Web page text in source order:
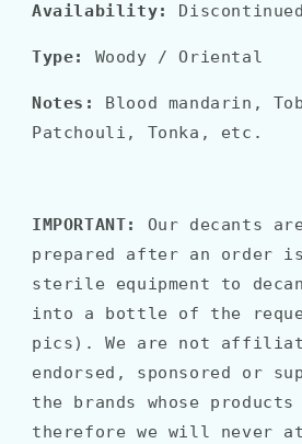
Availability: Discontinued
Type: Woody / Oriental
Notes: Blood mandarin,
Patchouli, Tonka, etc.
IMPORTANT:
Our decants
prepared after an order
sterile equipment to
into a bottle of the
pics). We are not
endorsed, sponsored or
the brands whose products
therefore we will never